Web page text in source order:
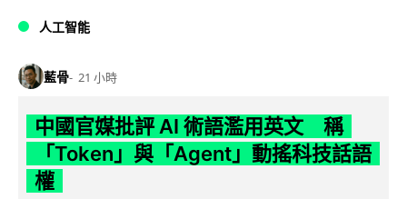
人工智能
藍骨 21 小時
中國官媒批評 AI 術語濫用英文 稱
「Token」與「Agent」動搖科技話語
權